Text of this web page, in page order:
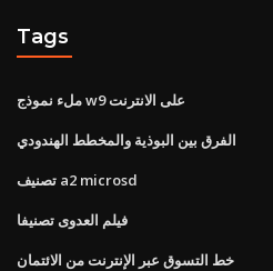
Tags
ملء نموذج w9 على الانترنت
الفرق بين البوذية والمخطط الهندودي
تصنيف a2 microsd
فيلم العدوى تصنيفا
خط التسوق عبر الإنترنت من الائتمان